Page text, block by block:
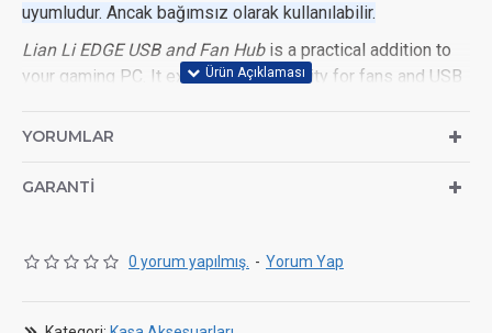
uyumludur. Ancak bağımsız olarak kullanılabilir.
Lian Li EDGE USB and Fan Hubis a practical addition to
your gaming PC. It expands connectivity for fans and USB
GOLD power supplies but can also be used independently.
this hub ensures optimal connectivity and clean cable
Supports up to 6 PWM fans (maximum 2 A per port)
YORUMLAR
GARANTI
0 yorum yapılmış. - Yorum Yap